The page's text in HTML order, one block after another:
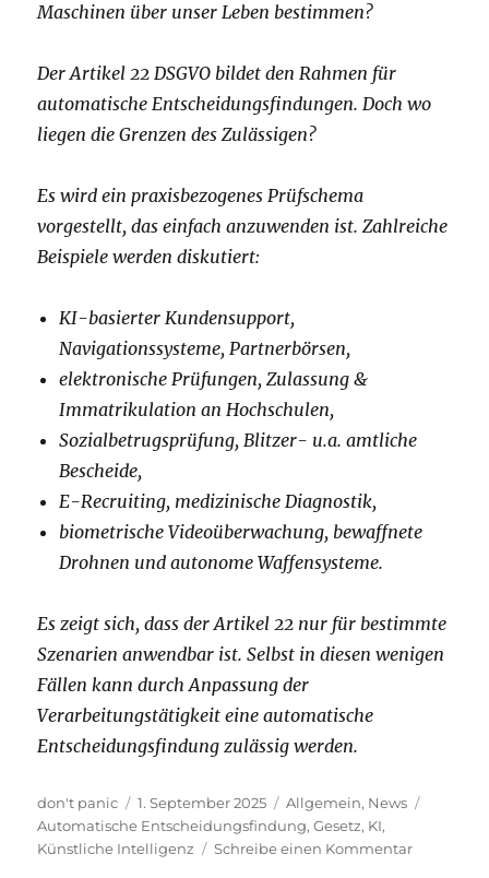
Maschinen über unser Leben bestimmen?
Der Artikel 22 DSGVO bildet den Rahmen für
automatische Entscheidungsfindungen. Doch wo
liegen die Grenzen des Zulässigen?
Es wird ein praxisbezogenes Prüfschema
vorgestellt, das einfach anzuwenden ist. Zahlreiche
Beispiele werden diskutiert:
KI-basierter Kundensupport,
Navigationssysteme, Partnerbörsen,
elektronische Prüfungen, Zulassung &
Immatrikulation an Hochschulen,
Sozialbetrugsprüfung, Blitzer- u.a. amtliche
Bescheide,
E-Recruiting, medizinische Diagnostik,
biometrische Videoüberwachung, bewaffnete
Drohnen und autonome Waffensysteme.
Es zeigt sich, dass der Artikel 22 nur für bestimmte
Szenarien anwendbar ist. Selbst in diesen wenigen
Fällen kann durch Anpassung der
Verarbeitungstätigkeit eine automatische
Entscheidungsfindung zulässig werden.
Autor
don't panic
Veröffentlicht
am
1. September 2025 Kategorien
Allgemein, News
Automatische Entscheidungsfindung,Gesetz, KI,
Künstliche Intelligenz
Schreibe einen Kommentarzu